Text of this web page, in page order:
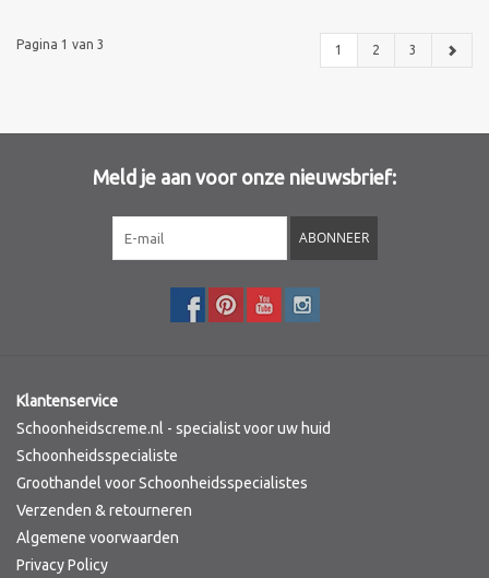
Pagina 1 van 3 1 2 3
Meld je aan voor onze nieuwsbrief:
ABONNEER
Klantenservice
Schoonheidscreme.nl - specialist voor uw huid
Schoonheidsspecialiste
Groothandel voor Schoonheidsspecialistes
Verzenden & retourneren
Algemene voorwaarden
Privacy Policy